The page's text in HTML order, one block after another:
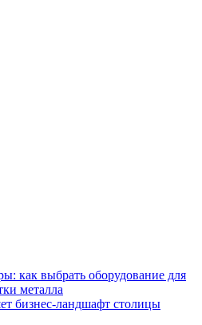
как выбрать оборудование для
металла
бизнес-ландшафт столицы